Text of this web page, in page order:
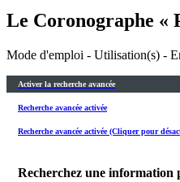
Le Coronographe «
Mode d'emploi - Utilisation(s) -
Activer la recherche avancée
Recherche avancée activée
Recherche avancée activée (Cliquer pour
Recherchez une information